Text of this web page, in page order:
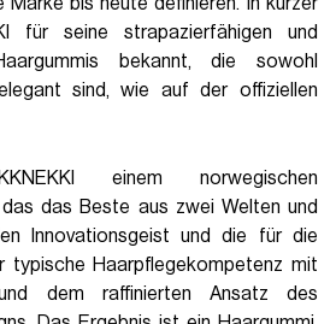
Marke bis heute definieren. In kurzer
für seine strapazierfähigen und
bekannt, die sowohl
sind, wie auf der offiziellen
einem norwegischen
das das Beste aus zwei Welten und
Innovationsgeist und die für die
typische Haarpflegekompetenz mit
dem raffinierten Ansatz des